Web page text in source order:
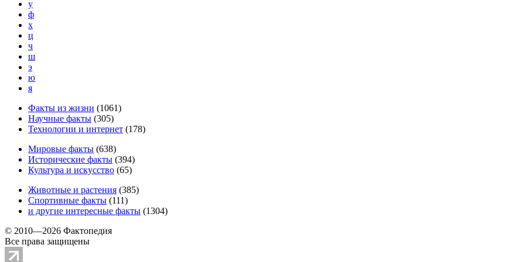
у
ф
х
ц
ч
ш
э
ю
я
Факты из жизни (1061)
Научные факты (305)
Технологии и интернет (178)
Мировые факты (638)
Исторические факты (394)
Культура и искусство (65)
Животные и растения (385)
Спортивные факты (111)
и другие интересные факты (1304)
© 2010—2026 Фактопедия
Все права защищены